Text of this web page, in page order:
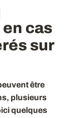
cas
sur
être
plusieurs
quelques